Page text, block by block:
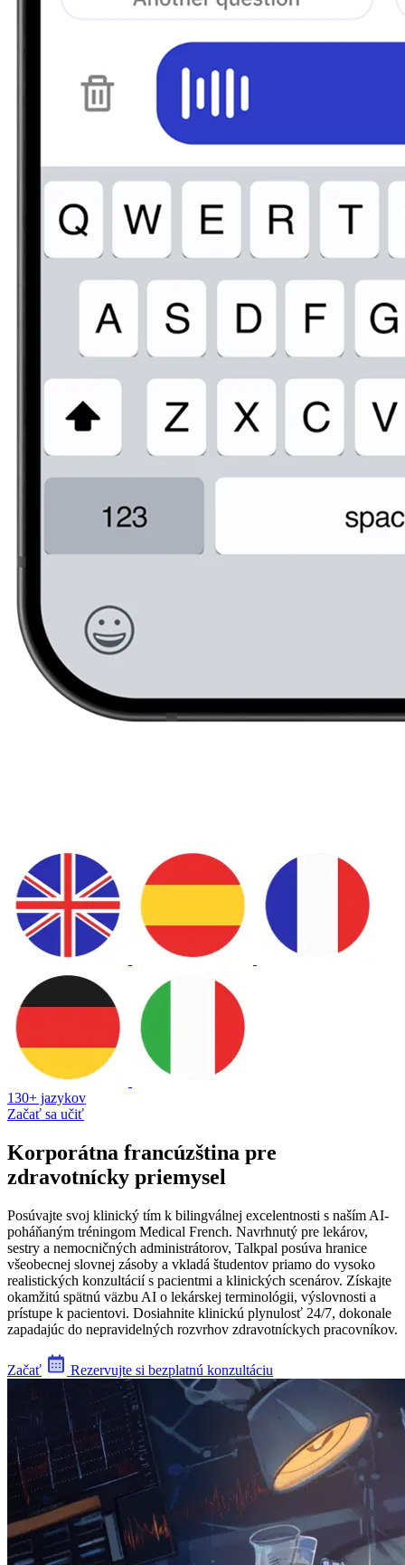
130+ jazykov
Začať sa učiť
Korporátna francúzština pre
zdravotnícky priemysel
Posúvajte svoj klinický tím k bilingválnej excelentnosti s naším AI-
poháňaným tréningom Medical French. Navrhnutý pre lekárov,
sestry a nemocničných administrátorov, Talkpal posúva hranice
všeobecnej slovnej zásoby a vkladá študentov priamo do vysoko
realistických konzultácií s pacientmi a klinických scenárov. Získajte
okamžitú spätnú väzbu AI o lekárskej terminológii, výslovnosti a
prístupe k pacientovi. Dosiahnite klinickú plynulosť 24/7, dokonale
zapadajúc do nepravidelných rozvrhov zdravotníckych pracovníkov.
Začať Rezervujte si bezplatnú konzultáciu